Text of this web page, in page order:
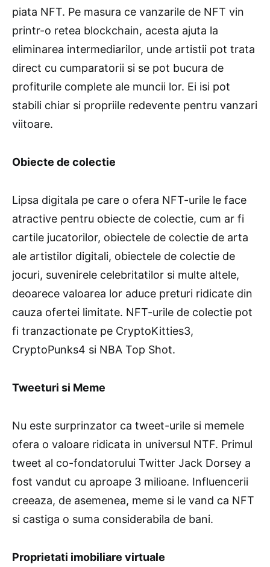
piata NFT. Pe masura ce vanzarile de NFT vin
printr-o retea blockchain, acesta ajuta la
eliminarea intermediarilor, unde artistii pot trata
direct cu cumparatorii si se pot bucura de
profiturile complete ale muncii lor. Ei isi pot
stabili chiar si propriile redevente pentru vanzari
viitoare.
Obiecte de colectie
Lipsa digitala pe care o ofera NFT-urile le face
atractive pentru obiecte de colectie, cum ar fi
cartile jucatorilor, obiectele de colectie de arta
ale artistilor digitali, obiectele de colectie de
jocuri, suvenirele celebritatilor si multe altele,
deoarece valoarea lor aduce preturi ridicate din
cauza ofertei limitate. NFT-urile de colectie pot
fi tranzactionate pe CryptoKitties3,
CryptoPunks4 si NBA Top Shot.
Tweeturi si Meme
Nu este surprinzator ca tweet-urile si memele
ofera o valoare ridicata in universul NTF. Primul
tweet al co-fondatorului Twitter Jack Dorsey a
fost vandut cu aproape 3 milioane. Influencerii
creeaza, de asemenea, meme si le vand ca NFT
si castiga o suma considerabila de bani.
Proprietati imobiliare virtuale